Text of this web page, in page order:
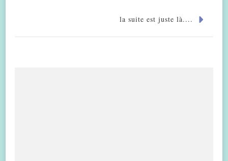
la suite est juste là....